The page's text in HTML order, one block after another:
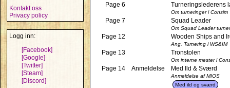
Kontakt oss
Privacy policy
Logg inn:
[Facebook]
[Google]
[Twitter]
[Steam]
[Discord]
Page 6
Turneringslederens
Om turneringer i Consim
Page 7 Squad Leader
Om Squad Leader
Page 12 Wooden Ships and
Ang. Turnering i WS&IM
Page 13 Tronstolen
Om interne mester i
Page 14 Anmeldelse Med Ild & Sværd
Anmeldelse af MIOS
Med ild og sværd